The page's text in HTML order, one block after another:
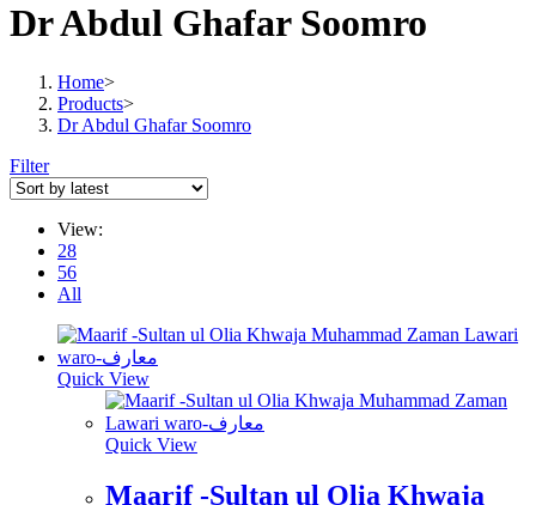
Dr Abdul Ghafar Soomro
Home>
Products>
Dr Abdul Ghafar Soomro
Filter
View:
28
56
All
Quick View
Quick View
Maarif -Sultan ul Olia Khwaja